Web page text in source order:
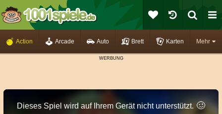
Mehr
Action Arcade Auto Brett Karten
Dieses Spiel wird auf Ihrem Gerät nicht unterstützt. 🥴️